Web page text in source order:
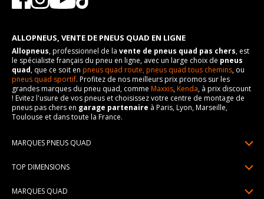
ALLOPNEUS, VENTE DE PNEUS QUAD EN LIGNE
Allopneus, professionnel de la vente de pneus quad pas chers, est
le spécialiste français du pneu en ligne, avec un large choix de pneus
quad, que ce soit en pneus quad route,pneus quad tous chemins, ou
pneus quad sportif. Profitez de nos meilleurs prix promos sur les
grandes marques du pneu quad, comme Maxxis,Kenda, à prix discount
! Evitez l'usure de vos pneus et choisissez votre centre de montage de
pneus pas chers en garage partenaire à Paris, Lyon, Marseille,
Toulouse et dans toute la France.
MARQUES PNEUS QUAD
Pneus BKT
TOP DIMENSIONS
MARQUES QUAD